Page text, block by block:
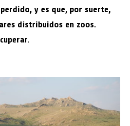
y es que, por suerte,
distribuidos en zoos.